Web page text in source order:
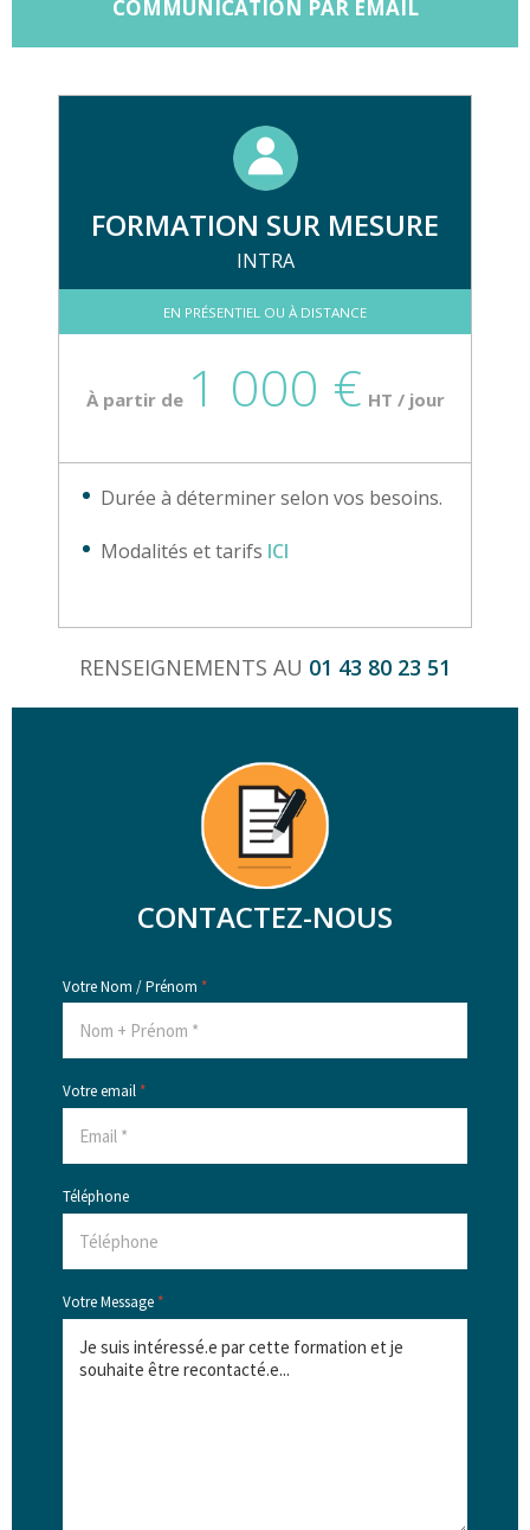
COMMUNICATION PAR EMAIL
FORMATION SUR MESURE
INTRA
EN PRÉSENTIEL OU À DISTANCE
À partir de 1 000 € HT / jour
Durée à déterminer selon vos besoins.
Modalités et tarifs ICI
RENSEIGNEMENTS AU 01 43 80 23 51
CONTACTEZ-NOUS
Votre Nom / Prénom *
Votre email *
Téléphone
Votre Message *